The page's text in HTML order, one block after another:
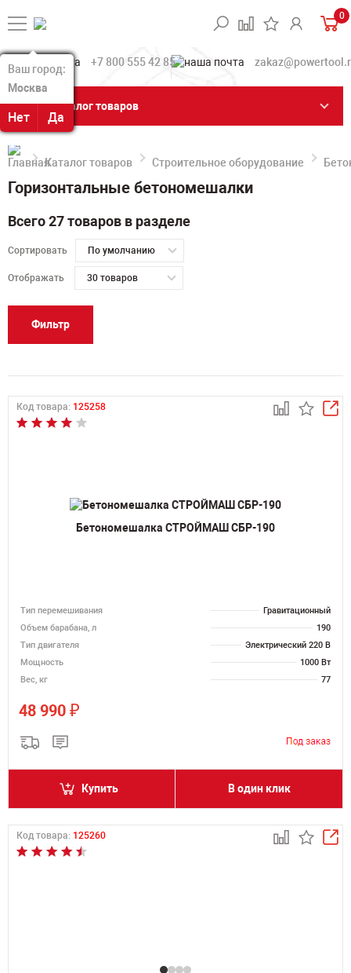
Ваш город:
Москва
Нет Да
Ваш город:
Москва
Нет Да
0
+7 800 555 42 85
Каталог товаров
Каталог товаров Строительное оборудование
Горизонтальные бетономешалки
Всего 27 товаров в разделе
Сортировать По умолчанию
Отображать 30 товаров
Фильтр
Код товара: 125258
Бетономешалка СТРОЙМАШ СБР-190
Тип перемешивания
Гравитационный
Объем барабана, л
190
Тип двигателя
Электрический 220 В
Мощность
1000 Вт
Вес, кг
77
48 990 ₽
Купить В один клик
Код товара: 125260